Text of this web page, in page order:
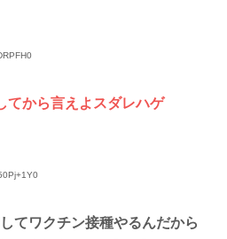
てから言えよスダレハゲ
てワクチン接種やるんだから